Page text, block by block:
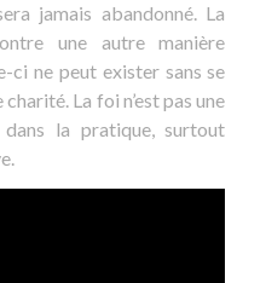
jamais abandonné. La
une autre manière
ci ne peut exister sans se
La foi n’est pas une
la pratique, surtout